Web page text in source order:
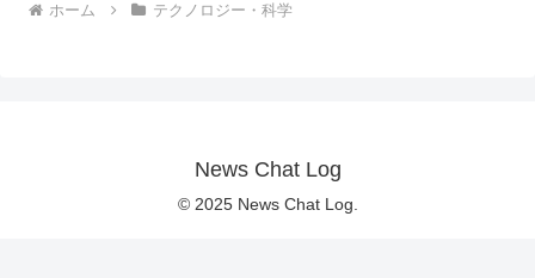
ホーム テクノロジー・科学
News Chat Log
© 2025 News Chat Log.